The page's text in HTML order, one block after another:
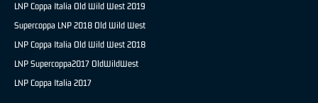
LNP Coppa Italia Old Wild West 2019
Supercoppa LNP 2018 Old Wild West
LNP Coppa Italia Old Wild West 2018
LNP Supercoppa2017 OldWildWest
LNP Coppa Italia 2017